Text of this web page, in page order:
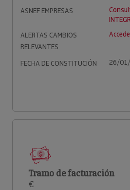
ASNEF EMPRESAS
ALERTAS CAMBIOS
RELEVANTES
FECHA DE CONSTITUCIÓN 26/
Tramo de facturación
€